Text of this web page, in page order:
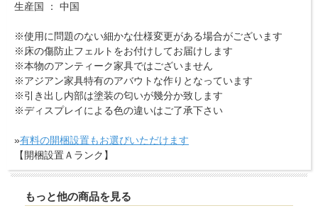
生産国 ： 中国
※使用に問題のない細かな仕様変更がある場合がございます
※床の傷防止フェルトをお付けしてお届けします
※本物のアンティーク家具ではございません
※アジアン家具特有のアバウトな作りとなっています
※引き出し内部は塗装の匂いが幾分か致します
※ディスプレイによる色の違いはご了承下さい
»有料の開梱設置もお選びいただけます
【開梱設置Ａランク】
もっと他の商品を見る